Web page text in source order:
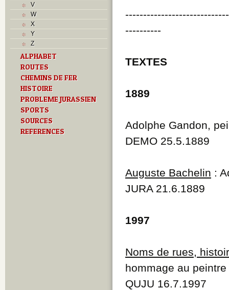
V
W
X
Y
Z
ALPHABET
ROUTES
CHEMINS DE FER
HISTOIRE
PROBLEME JURASSIEN
SPORTS
SOURCES
REFERENCES
----------
TEXTES
1889
Adolphe Gandon,
DEMO 25.5.1889
Auguste Bachelin :
JURA 21.6.1889
1997
Noms de rues,
hommage au
QUJU 16.7.1997